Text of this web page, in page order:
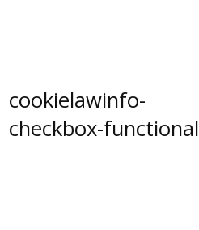
cookielawinfo-
checkbox-functional